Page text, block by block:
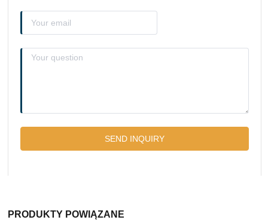
PRODUKTY POWIĄZANE